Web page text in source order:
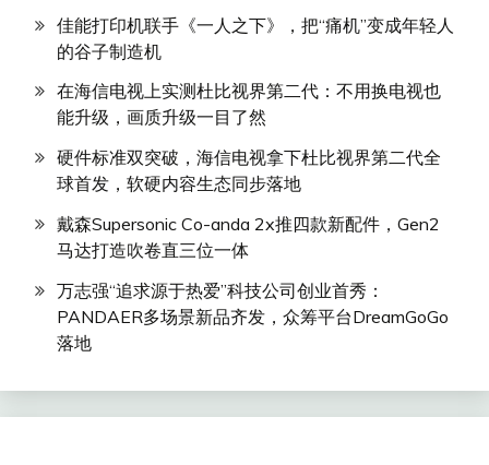
佳能打印机联手《一人之下》，把“痛机”变成年轻人
的谷子制造机
在海信电视上实测杜比视界第二代：不用换电视也
能升级，画质升级一目了然
硬件标准双突破，海信电视拿下杜比视界第二代全
球首发，软硬内容生态同步落地
戴森Supersonic Co-anda 2x推四款新配件，Gen2
马达打造吹卷直三位一体
万志强“追求源于热爱”科技公司创业首秀：
PANDAER多场景新品齐发，众筹平台DreamGoGo
落地